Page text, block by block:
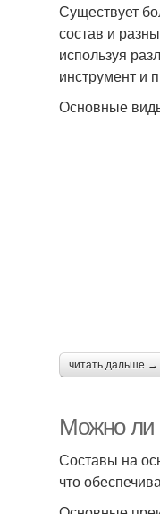
Существует
состав и
используя
инструмент и
Основные
читать дальше →
Можно ли
Составы на
что